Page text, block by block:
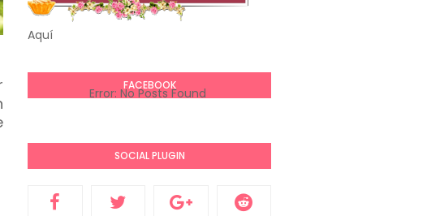
Aquí
FACEBOOK
Error: No Posts Found
SOCIAL PLUGIN